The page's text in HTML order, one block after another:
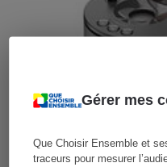
Gérer mes
Que Choisir Ensemble et
traceurs pour mesurer